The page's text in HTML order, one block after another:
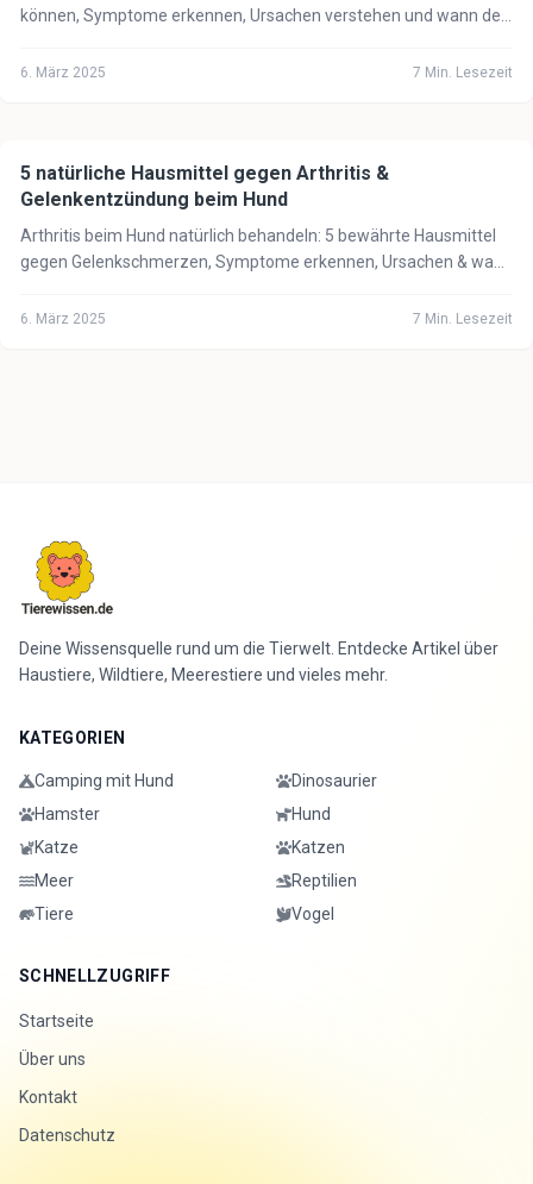
können, Symptome erkennen, Ursachen verstehen und wann der
6. März 2025 7 Min. Lesezeit
🐕 Hund
5 natürliche Hausmittel gegen Arthritis &
Gelenkentzündung beim Hund
Arthritis beim Hund natürlich behandeln: 5 bewährte Hausmittel
gegen Gelenkschmerzen, Symptome erkennen, Ursachen & wann
6. März 2025 7 Min. Lesezeit
Deine Wissensquelle rund um die Tierwelt. Entdecke Artikel über
Haustiere, Wildtiere, Meerestiere und vieles mehr.
KATEGORIEN
Camping mit Hund
Dinosaurier
Hamster
Hund
Katze
Katzen
Meer
Reptilien
Tiere
Vogel
SCHNELLZUGRIFF
Startseite
Über uns
Kontakt
Datenschutz